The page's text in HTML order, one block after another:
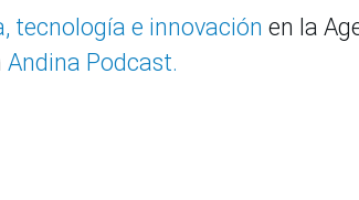
tecnología e innovación en la
Andina Podcast.